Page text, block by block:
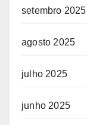
setembro 2025
agosto 2025
julho 2025
junho 2025